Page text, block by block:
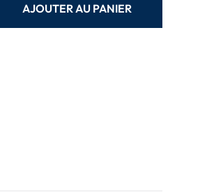
AJOUTER AU PANIER